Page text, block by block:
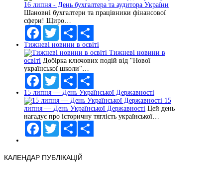
16 липня - День бухгалтера та аудитора України
Шановні бухгалтери та працівники фінансової
сфери! Щиро…
FacebookTwitter Share
Share
Тижневі новини в освіті
Тижневі новини в
освіті Добірка ключових подій від "Нової
української школи"…
FacebookTwitter Share
Share
15 липня — День Української Державності
15
липня — День Української Державності Цей день
нагадує про історичну тяглість української…
FacebookTwitter Share
КАЛЕНДАР ПУБЛІКАЦІЙ